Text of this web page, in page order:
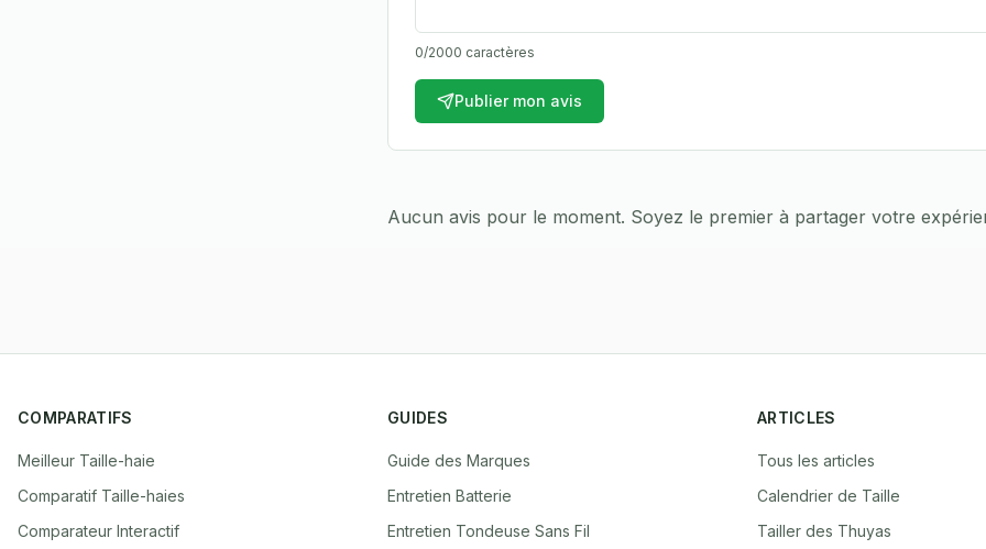
0/2000 caractères
Publier mon avis
Aucun avis pour le moment. Soyez le premier à partager votre
COMPARATIFS
Meilleur Taille-haie
Comparatif Taille-haies
Comparateur Interactif
GUIDES
Guide des Marques
Entretien Batterie
Entretien Tondeuse Sans Fil
ARTICLES
Tous les articles
Calendrier de Taille
Tailler des Thuyas